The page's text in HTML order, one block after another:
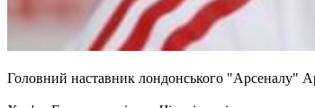
Головний наставник лондонського "Арсеналу"